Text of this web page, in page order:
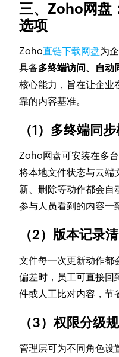
三、Zoho网盘
选项
Zoho直链下载网盘为
具备多终端访问、自动
核心能力，旨在让企业
靠的内容基准。
（1）多终端同步
Zoho网盘可安装在多
将本地文件状态与云端
新、删除等动作都会自
参与人员看到的内容一
（2）版本记录
文件每一次更新动作都
偏差时，员工可直接回
件或人工比对内容，节
（3）权限分级
管理层可为不同角色设